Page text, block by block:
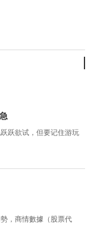
跃欲试，但要记住游玩
，商情數據（股票代